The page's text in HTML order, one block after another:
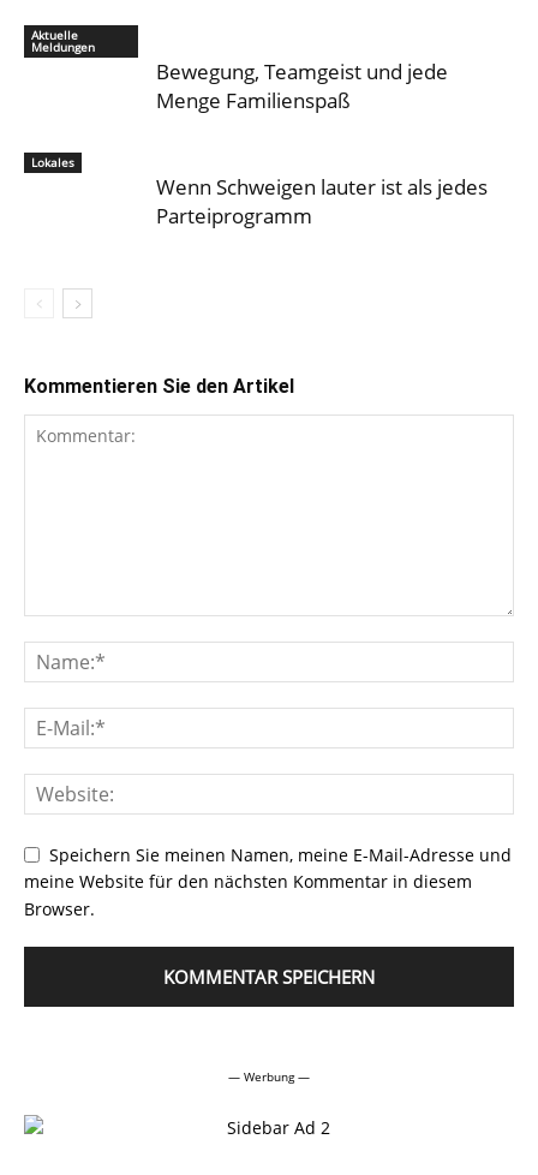
Aktuelle
Meldungen
Bewegung, Teamgeist und jede
Menge Familienspaß
Lokales
Wenn Schweigen lauter ist als jedes
Parteiprogramm
Kommentieren Sie den Artikel
Speichern Sie meinen Namen, meine E-Mail-Adresse und
meine Website für den nächsten Kommentar in diesem
Browser.
— Werbung —